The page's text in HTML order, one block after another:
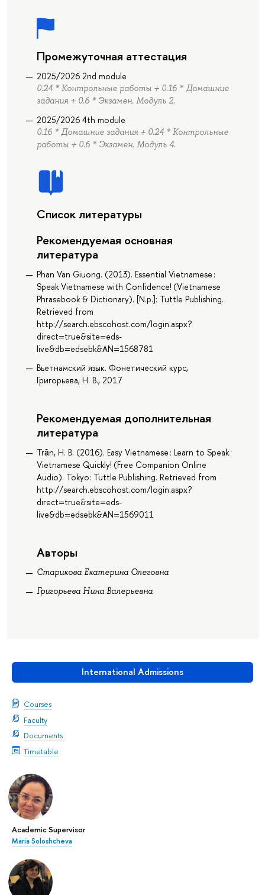
International Admissions
Courses
Faculty
Documents
Timetable
Academic Supervisor
Maria Soloshcheva
Промежуточная аттестация
2025/2026 2nd module
0.24 * Контрольные работы + 0.16 * Домашние
задания + 0.6 * Экзамен. Модуль 2.
2025/2026 4th module
0.16 * Домашние задания + 0.24 * Контрольные
работы + 0.6 * Экзамен. Модуль 4.
Список литературы
Рекомендуемая основная
литература
Phan Van Giuong. (2013). Essential Vietnamese :
Speak Vietnamese with Confidence! (Vietnamese
Phrasebook & Dictionary). [N.p.]: Tuttle Publishing.
Retrieved from
http://search.ebscohost.com/login.aspx?
direct=true&site=eds-
live&db=edsebk&AN=1568781
Вьетнамский язык. Фонетический курс,
Григорьева, Н. В., 2017
Рекомендуемая дополнительная
литература
Trà̂n, H. B. (2016). Easy Vietnamese : Learn to Speak
Vietnamese Quickly! (Free Companion Online
Audio). Tokyo: Tuttle Publishing. Retrieved from
http://search.ebscohost.com/login.aspx?
direct=true&site=eds-
live&db=edsebk&AN=1569011
Авторы
Старикова Екатерина Олеговна
Григорьева Нина Валерьевна